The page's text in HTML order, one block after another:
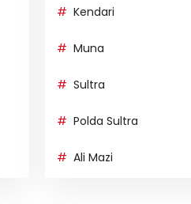
Kendari
Muna
Sultra
Polda Sultra
Ali Mazi